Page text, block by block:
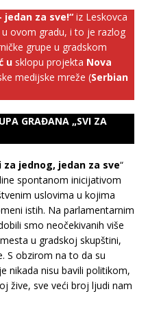
jedan za sve!“ iz Leskovca
ovom gradu, i to je razlog
grupe u gradskom
u sklopu projekta Nova
medijske mreže (Serbian
GRAĐANA „SVI ZA
za jednog, jedan za sve“
spontanom inicijativom
uslovima u kojima
istih. Na parlamentarnim
smo neočekivanih više
u gradskoj skupštini,
S obzirom na to da su
nikada nisu bavili politikom,
žive, sve veći broj ljudi nam